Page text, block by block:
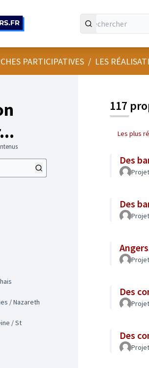
PARTICIPATIVES / LES
/ Nazareth
117
Les plus
Des
Des
Des
Des